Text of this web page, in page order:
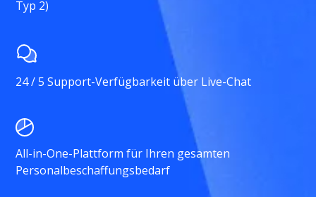
Typ 2)
24 / 5 Support-Verfügbarkeit über Live-Chat
All-in-One-Plattform für Ihren gesamten
Personalbeschaffungsbedarf